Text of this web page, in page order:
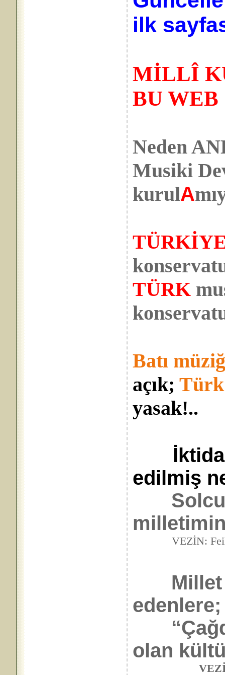
ilk
MİLLÎ
BU
Neden
Musiki
kurulA
TÜRK
Batı
açık;Türk
yasak!..
edilmiş
VEZİN:
Millet
edenlere;
olan
VEZİN: